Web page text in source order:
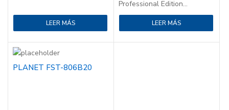
LEER MÁS
Professional Edition...
LEER MÁS
PLANET FST-806B20